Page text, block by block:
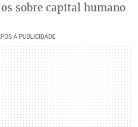
sobre capital humano